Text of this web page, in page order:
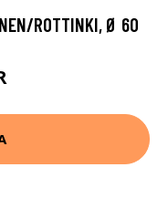
ROTTINKI, Ø 60